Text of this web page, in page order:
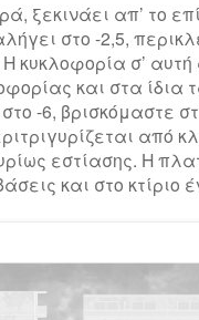
ξεκινάει απ’ το
στο -2,5,
κυκλοφορία σ’ αυτή
και στα ίδια
-6, βρισκόμαστε
από
εστίασης. Η
και στο κτίριο